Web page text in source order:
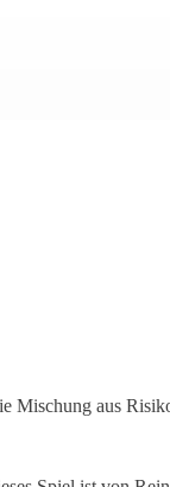
Mischung aus